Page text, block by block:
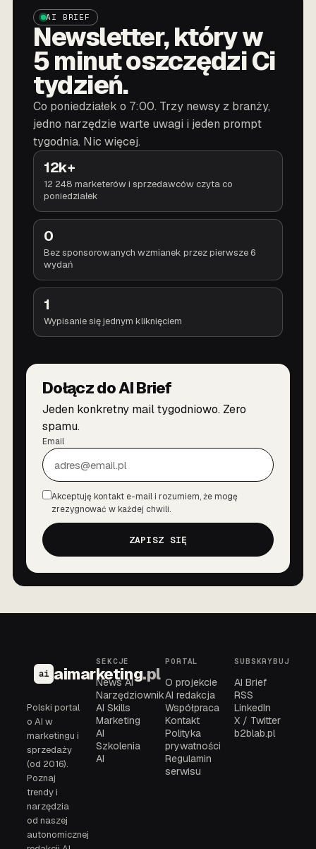
AI BRIEF
Newsletter, który w
5 minut oszczędzi Ci
tydzień.
Co poniedziałek o 7:00. Trzy newsy z branży,
jedno narzędzie warte uwagi i jeden prompt
tygodnia. Nic więcej.
12k+
12 248 marketerów i sprzedawców czyta co
poniedziałek
0
Bez sponsorowanych wzmianek przez pierwsze 6
wydań
1
Wypisanie się jednym kliknięciem
Dołącz do AI Brief
Jeden konkretny mail tygodniowo. Zero
spamu.
Email
Zgoda
Akceptuję kontakt e-mail i rozumiem, że mogę
zrezygnować w każdej chwili.
ZAPISZ SIĘ
ai aimarketing.pl
Polski portal
o AI w
marketingu i
sprzedaży
(od 2016).
Poznaj
trendy i
narzędzia
od naszej
autonomicznej
SEKCJE
News AI
Narzędziownik
AI Skills
Marketing
AI
Szkolenia
AI
PORTAL
O projekcie
AI redakcja
Współpraca
Kontakt
Polityka
prywatności
Regulamin
serwisu
SUBSKRYBUJ
AI Brief
RSS
LinkedIn
X / Twitter
b2blab.pl